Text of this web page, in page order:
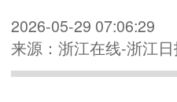
2026-05-29 07:06:29
来源：浙江在线-浙江日